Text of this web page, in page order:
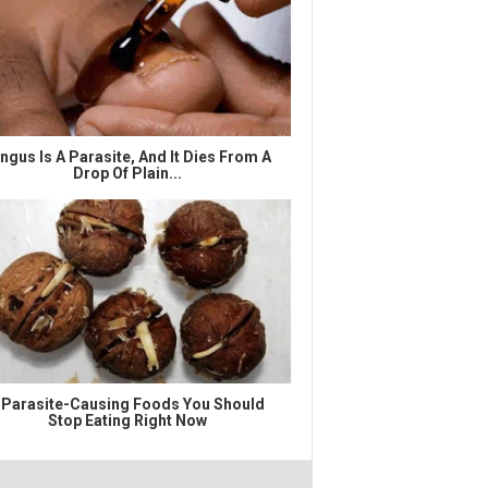
Is A Parasite, And It Dies From A
Drop Of Plain...
Causing Foods You Should
Stop Eating Right Now